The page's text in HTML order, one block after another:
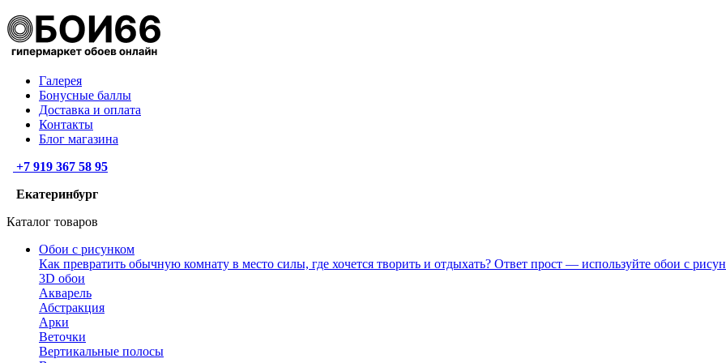
Галерея
Бонусные баллы
Доставка и оплата
Контакты
Блог магазина
+7 919 367 58 95
Екатеринбург
Каталог товаров
Обои с рисунком
Как превратить обычную комнату в место силы, где хочется творить и отдыхать? Ответ прост — используйте обои с
3D обои
Акварель
Абстракция
Арки
Веточки
Вертикальные полосы